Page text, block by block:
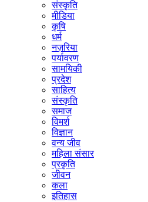
संस्कृति
मीडिया
कृषि
धर्म
नज़रिया
पर्यावरण
सामयिकी
प्रदेश
साहित्य
संस्कृति
समाज
विमर्श
विज्ञान
वन्य जीव
महिला संसार
प्रकृति
जीवन
कला
इतिहास